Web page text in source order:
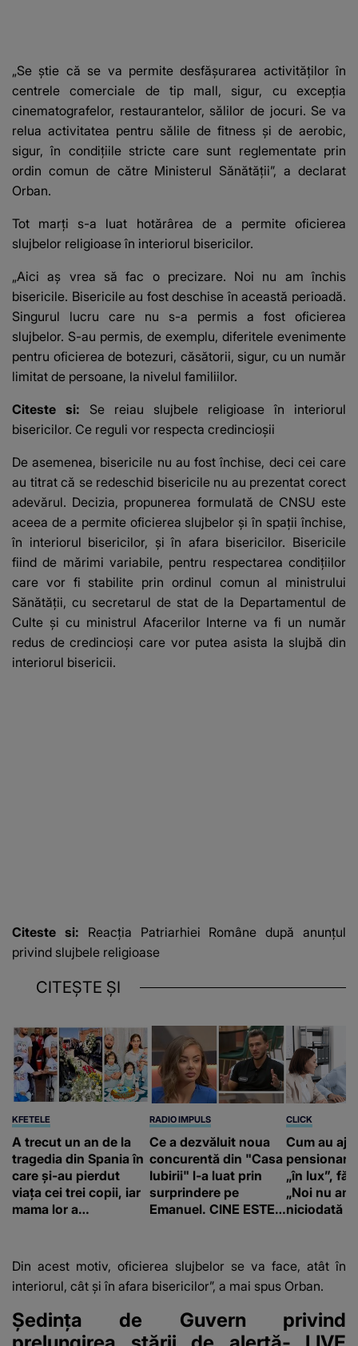
„Se ştie că se va permite desfăşurarea activităţilor în
centrele comerciale de tip mall, sigur, cu excepţia
cinematografelor, restaurantelor, sălilor de jocuri. Se va
relua activitatea pentru sălile de fitness şi de aerobic,
sigur, în condiţiile stricte care sunt reglementate prin
ordin comun de către Ministerul Sănătăţii”, a declarat
Orban.
Tot marți s-a luat hotărârea de a permite oficierea
slujbelor religioase în interiorul bisericilor.
„Aici aş vrea să fac o precizare. Noi nu am închis
bisericile. Bisericile au fost deschise în această perioadă.
Singurul lucru care nu s-a permis a fost oficierea
slujbelor. S-au permis, de exemplu, diferitele evenimente
pentru oficierea de botezuri, căsătorii, sigur, cu un număr
limitat de persoane, la nivelul familiilor.
Citeste si: Se reiau slujbele religioase în interiorul
bisericilor. Ce reguli vor respecta credincioșii
De asemenea, bisericile nu au fost închise, deci cei care
au titrat că se redeschid bisericile nu au prezentat corect
adevărul. Decizia, propunerea formulată de CNSU este
aceea de a permite oficierea slujbelor şi în spaţii închise,
în interiorul bisericilor, şi în afara bisericilor. Bisericile
fiind de mărimi variabile, pentru respectarea condiţiilor
care vor fi stabilite prin ordinul comun al ministrului
Sănătăţii, cu secretarul de stat de la Departamentul de
Culte şi cu ministrul Afacerilor Interne va fi un număr
redus de credincioşi care vor putea asista la slujbă din
interiorul bisericii.
Citeste si: Reacția Patriarhiei Române după anunțul
privind slujbele religioase
CITEȘTE ȘI
KFETELE
A trecut un an de la
tragedia din Spania în
care și-au pierdut
viața cei trei copii, iar
mama lor a…
RADIO IMPULS
Ce a dezvăluit noua
concurentă din "Casa
Iubirii" l-a luat prin
surprindere pe
Emanuel. CINE ESTE
se în fața faptului
împlinit, A
RECUNOSCUT
IMEDIAT: "Am avut..."
CLICK
Cum au
pensionari
„în lux”,
„Noi nu
niciodată
Din acest motiv, oficierea slujbelor se va face, atât în
interiorul, cât şi în afara bisericilor”, a mai spus Orban.
Ședința de Guvern privind